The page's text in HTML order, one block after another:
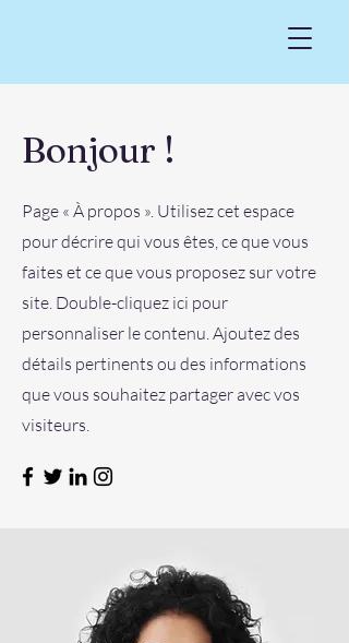
Bonjour !
Page « À propos ». Utilisez cet espace
pour décrire qui vous êtes, ce que vous
faites et ce que vous proposez sur votre
site. Double-cliquez ici pour
personnaliser le contenu. Ajoutez des
détails pertinents ou des informations
que vous souhaitez partager avec vos
visiteurs.